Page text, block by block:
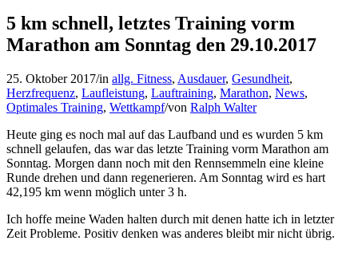
5 km schnell, letztes Training vorm
Marathon am Sonntag den 29.10.2017
25. Oktober 2017/in allg. Fitness, Ausdauer, Gesundheit,
Herzfrequenz, Laufleistung, Lauftraining, Marathon, News,
Optimales Training, Wettkampf/von Ralph Walter
Heute ging es noch mal auf das Laufband und es wurden 5 km
schnell gelaufen, das war das letzte Training vorm Marathon am
Sonntag. Morgen dann noch mit den Rennsemmeln eine kleine
Runde drehen und dann regenerieren. Am Sonntag wird es hart
42,195 km wenn möglich unter 3 h.
Ich hoffe meine Waden halten durch mit denen hatte ich in letzter
Zeit Probleme. Positiv denken was anderes bleibt mir nicht übrig.